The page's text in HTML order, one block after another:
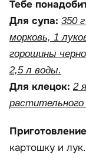
Тебе
Для супа: 350
морковь, 1
горошины
2,5 л воды.
Для клецок: 2
картошку и